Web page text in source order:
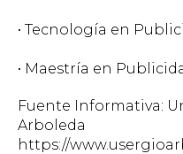
• Tecnología en
• Maestría en
Fuente Informativa:
Arboleda
https://